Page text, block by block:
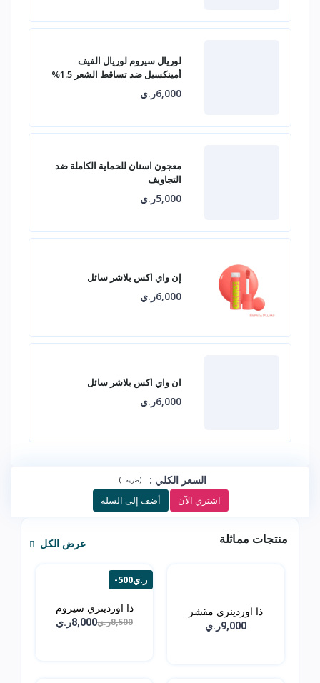
لوريال سيروم لوريال الفيف
أمينكسيل ضد تساقط الشعر 1.5%
6,000ر.ي
معجون اسنان للحماية الكاملة ضد
التجاويف
5,000ر.ي
إن واي اكس بلاشر سائل
6,000ر.ي
ان واي اكس بلاشر سائل
6,000ر.ي
السعر الكلي :
(ضريبة :)
اشتري الآن أضف إلى السلة
منتجات مماثلة عرض الكل
ذا اوردينري مقشر
الاحما...
9,000ر.ي
-500ر.ي
ذا اوردينري سيروم
الهال... 8,500ر.ي 8,000ر.ي